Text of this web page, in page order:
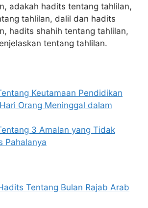
adakah hadits tentang tahlilan,
tahlilan, dalil dan hadits
hadits shahih tentang tahlilan,
tentang tahlilan.
Keutamaan Pendidikan
Orang Meninggal dalam
3 Amalan yang Tidak
Pahalanya
Tentang Bulan Rajab Arab